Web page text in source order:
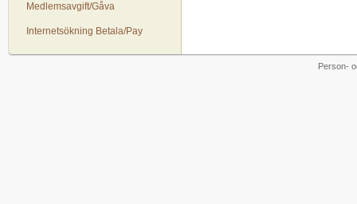
Medlemsavgift/Gåva
Internetsökning Betala/Pay
Person-